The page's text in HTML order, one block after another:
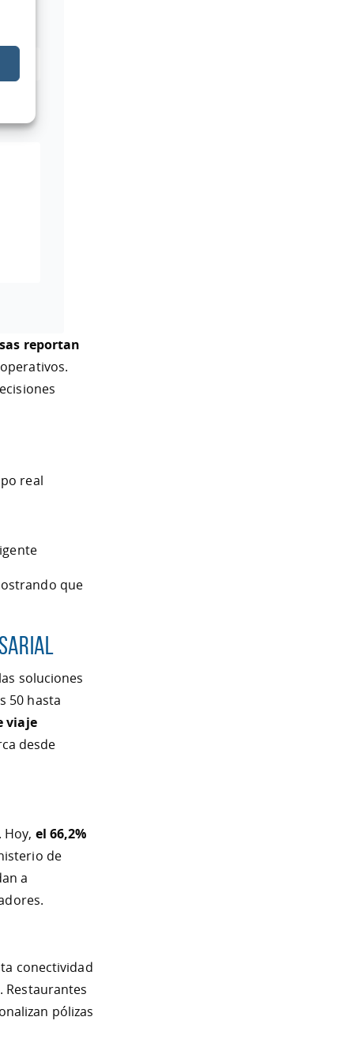
reportan
real
que
soluciones
50 hasta
viaje
desde
el 66,2%
de
a
conectividad
. Restaurantes
pólizas